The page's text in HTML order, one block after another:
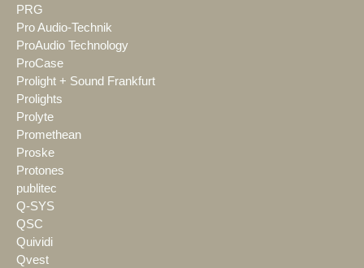
PRG
Pro Audio-Technik
ProAudio Technology
ProCase
Prolight + Sound Frankfurt
Prolights
Prolyte
Promethean
Proske
Protones
publitec
Q-SYS
QSC
Quividi
Qvest